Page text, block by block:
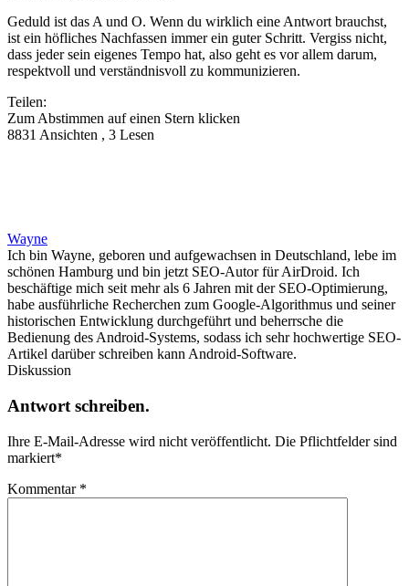
Geduld ist das A und O. Wenn du wirklich eine Antwort brauchst,
ist ein höfliches Nachfassen immer ein guter Schritt. Vergiss nicht,
dass jeder sein eigenes Tempo hat, also geht es vor allem darum,
respektvoll und verständnisvoll zu kommunizieren.
Teilen:
Zum Abstimmen auf einen Stern klicken
8831 Ansichten , 3 Lesen
Wayne
Ich bin Wayne, geboren und aufgewachsen in Deutschland, lebe im
schönen Hamburg und bin jetzt SEO-Autor für AirDroid. Ich
beschäftige mich seit mehr als 6 Jahren mit der SEO-Optimierung,
habe ausführliche Recherchen zum Google-Algorithmus und seiner
historischen Entwicklung durchgeführt und beherrsche die
Bedienung des Android-Systems, sodass ich sehr hochwertige SEO-
Artikel darüber schreiben kann Android-Software.
Diskussion
Antwort schreiben.
Ihre E-Mail-Adresse wird nicht veröffentlicht. Die Pflichtfelder sind
markiert*
Kommentar *